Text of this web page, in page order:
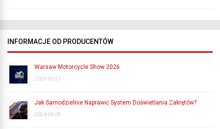
INFORMACJE OD PRODUCENTÓW
Warsaw Motorcycle Show 2026
2026-03-27
Jak Samodzielnie Naprawić System Doświetlania Zakrętów?
2024-09-28